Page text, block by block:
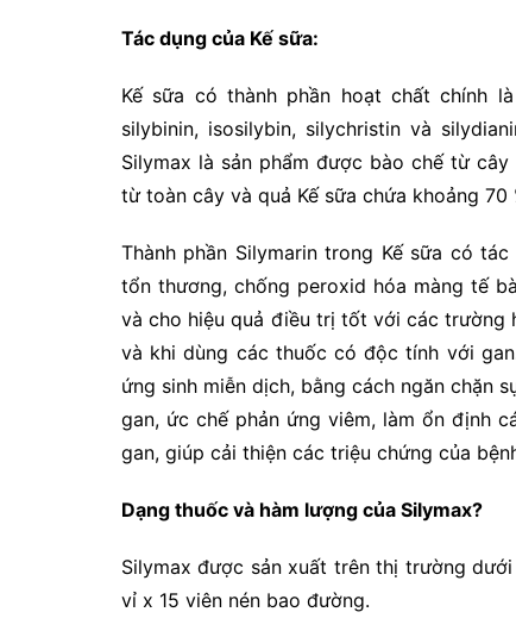
Tác dụng của Kế sữa:
Kế sữa có thành phần hoạt chất chính
silybinin, isosilybin, silychristin và
Silymax là sản phẩm được bào chế từ
từ toàn cây và quả Kế sữa chứa khoảng
Thành phần Silymarin trong Kế sữa có
tổn thương, chống peroxid hóa màng tế
và cho hiệu quả điều trị tốt với các trường
và khi dùng các thuốc có độc tính với
ứng sinh miễn dịch, bằng cách ngăn chặn
gan, ức chế phản ứng viêm, làm ổn định
gan, giúp cải thiện các triệu chứng của
Dạng thuốc và hàm lượng của Silymax?
Silymax được sản xuất trên thị trường
vỉ x 15 viên nén bao đường.